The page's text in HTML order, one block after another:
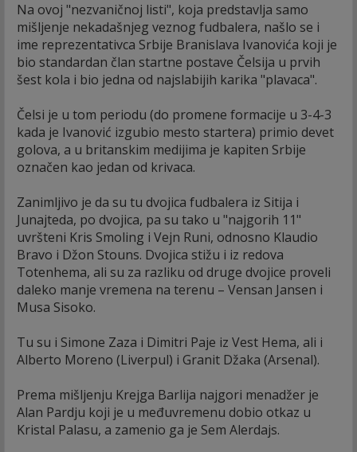
Na ovoj "nezvaničnoj listi", koja predstavlja samo
mišljenje nekadašnjeg veznog fudbalera, našlo se i
ime reprezentativca Srbije Branislava Ivanovića koji je
bio standardan član startne postave Čelsija u prvih
šest kola i bio jedna od najslabijih karika "plavaca".
Čelsi je u tom periodu (do promene formacije u 3-4-3
kada je Ivanović izgubio mesto startera) primio devet
golova, a u britanskim medijima je kapiten Srbije
označen kao jedan od krivaca.
Zanimljivo je da su tu dvojica fudbalera iz Sitija i
Junajteda, po dvojica, pa su tako u "najgorih 11"
uvršteni Kris Smoling i Vejn Runi, odnosno Klaudio
Bravo i Džon Stouns. Dvojica stižu i iz redova
Totenhema, ali su za razliku od druge dvojice proveli
daleko manje vremena na terenu – Vensan Jansen i
Musa Sisoko.
Tu su i Simone Zaza i Dimitri Paje iz Vest Hema, ali i
Alberto Moreno (Liverpul) i Granit Džaka (Arsenal).
Prema mišljenju Krejga Barlija najgori menadžer je
Alan Pardju koji je u međuvremenu dobio otkaz u
Kristal Palasu, a zamenio ga je Sem Alerdajs.